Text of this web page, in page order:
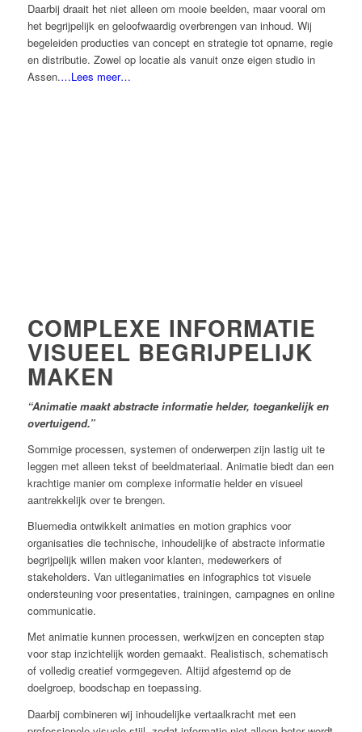
Daarbij draait het niet alleen om mooie beelden, maar vooral om
het begrijpelijk en geloofwaardig overbrengen van inhoud. Wij
begeleiden producties van concept en strategie tot opname, regie
en distributie. Zowel op locatie als vanuit onze eigen studio in
Assen.…Lees meer…
COMPLEXE INFORMATIE
VISUEEL BEGRIJPELIJK
MAKEN
“Animatie maakt abstracte informatie helder, toegankelijk en
overtuigend.”
Sommige processen, systemen of onderwerpen zijn lastig uit te
leggen met alleen tekst of beeldmateriaal. Animatie biedt dan een
krachtige manier om complexe informatie helder en visueel
aantrekkelijk over te brengen.
Bluemedia ontwikkelt animaties en motion graphics voor
organisaties die technische, inhoudelijke of abstracte informatie
begrijpelijk willen maken voor klanten, medewerkers of
stakeholders. Van uitleganimaties en infographics tot visuele
ondersteuning voor presentaties, trainingen, campagnes en online
communicatie.
Met animatie kunnen processen, werkwijzen en concepten stap
voor stap inzichtelijk worden gemaakt. Realistisch, schematisch
of volledig creatief vormgegeven. Altijd afgestemd op de
doelgroep, boodschap en toepassing.
Daarbij combineren wij inhoudelijke vertaalkracht met een